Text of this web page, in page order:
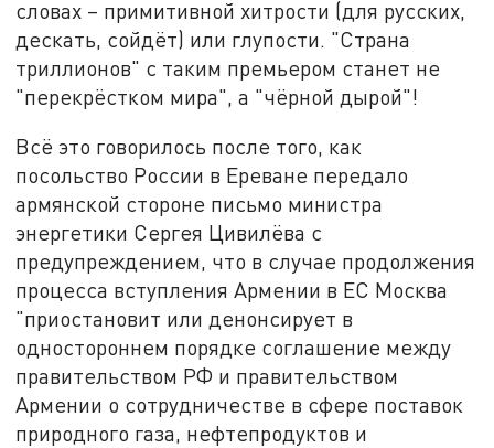
словах – примитивной хитрости (для русских,
дескать, сойдёт) или глупости. "Страна
триллионов" с таким премьером станет не
"перекрёстком мира", а "чёрной дырой"!
Всё это говорилось после того, как
посольство России в Ереване передало
армянской стороне письмо министра
энергетики Сергея Цивилёва с
предупреждением, что в случае продолжения
процесса вступления Армении в ЕС Москва
"приостановит или денонсирует в
одностороннем порядке соглашение между
правительством РФ и правительством
Армении о сотрудничестве в сфере поставок
природного газа, нефтепродуктов и